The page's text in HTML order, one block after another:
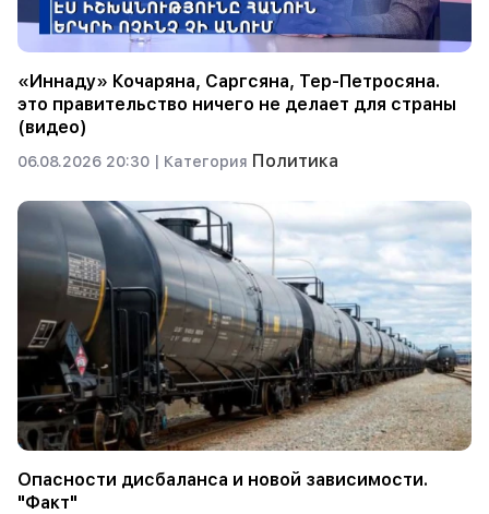
«Иннаду» Кочаряна, Саргсяна, Тер-Петросяна.
это правительство ничего не делает для страны
(видео)
06.08.2026 20:30 | Категория Политика
Опасности дисбаланса и новой зависимости.
"Факт"